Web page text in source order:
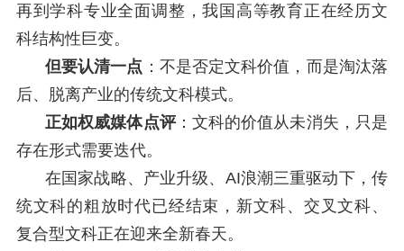
再到学科专业全面调整，我国高等教育正在经历文
科结构性巨变。
但要认清一点 ：不是否定文科价值，而是淘汰落
后、脱离产业的传统文科模式。
正如权威媒体点评：文科的价值从未消失，只是
存在形式需要迭代。
在国家战略、产业升级、AI浪潮三重驱动下，传
统文科的粗放时代已经结束，新文科、交叉文科、
复合型文科正在迎来全新春天。